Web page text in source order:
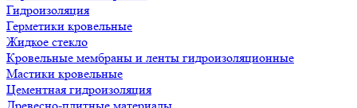
Гидроизоляция
Герметики кровельные
Жидкое стекло
Кровельные мембраны и ленты гидроизоляционные
Мастики кровельные
Цементная гидроизоляция